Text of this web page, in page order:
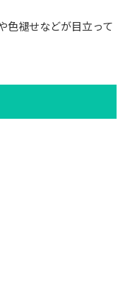
色褪せなどが目立って